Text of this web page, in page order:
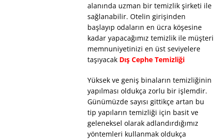
alanında uzman bir temizlik şirketi ile
sağlanabilir. Otelin girişinden
başlayıp odaların en ücra köşesine
kadar yapacağımız temizlik ile müşteri
memnuniyetinizi en üst seviyelere
taşıyacak Dış Cephe Temizliği
Yüksek ve geniş binaların temizliğinin
yapılması oldukça zorlu bir işlemdir.
Günümüzde sayısı gittikçe artan bu
tip yapıların temizliği için basit ve
geleneksel olarak adlandırdığımız
yöntemleri kullanmak oldukça